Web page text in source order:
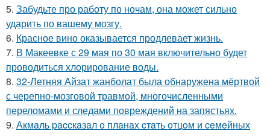
5. Забудьте про работу по ночам, она может сильно
ударить по вашему мозгу.
6. Красное вино оказывается продлевает жизнь.
7. В Макеевке с 29 мая по 30 мая включительно будет
проводиться хлорирование воды.
8. 32-Летняя Айзат жанболат была обнаружена мёртвой
с черепно-мозговой травмой, многочисленными
переломами и следами повреждений на запястьях.
9. Акмaль paccкaзaл o плaнaх cтaть oтцoм и ceмeйных